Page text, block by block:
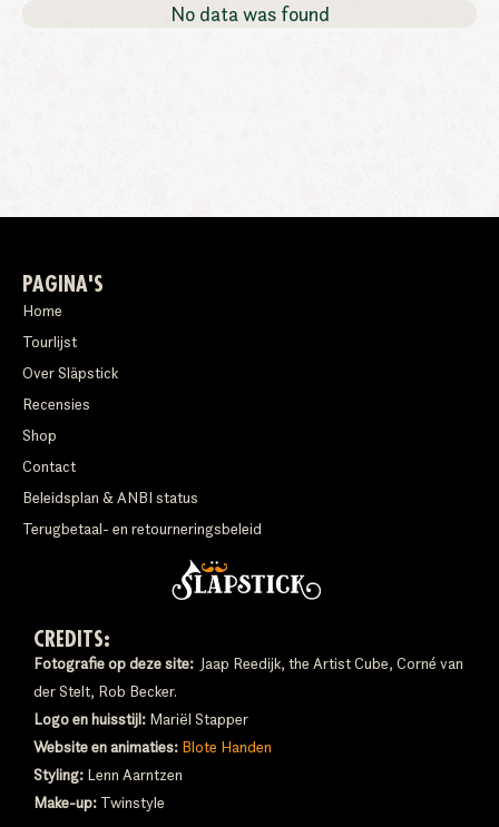
No data was found
PAGINA'S
Home
Tourlijst
Over Släpstick
Recensies
Shop
Contact
Beleidsplan & ANBI status
Terugbetaal- en retourneringsbeleid
CREDITS:
Fotografie op deze site: Jaap Reedijk, the Artist Cube, Corné van
der Stelt, Rob Becker.
Logo en huisstijl: Mariël Stapper
Website en animaties: Blote Handen
Styling: Lenn Aarntzen
Make-up: Twinstyle